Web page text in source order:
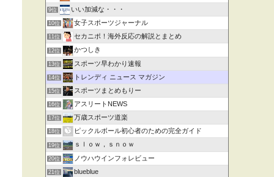
9位 いい加減な・・・
10位 女子スポーツジャーナル
11位 セカニポ！海外反応の解説とまとめ
12位 かつしき
13位 スポーツ早わかり速報
14位 トレンディ ニュース マガジン
15位 スポーツまとめもりー
16位 アスリートNEWS
17位 万歳スポーツ道楽
18位 ピックルボール初心者のための完全ガイド
19位 ｓｌｏｗ，ｓｎｏｗ
20位 ノウハウインフォレビュー
21位 blueblue